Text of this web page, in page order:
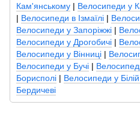
Кам'янському | Велосипеди у
| Велосипеди в Ізмаїлі |
Велосипеди у Запоріжжі |
Велосипеди у Дрогобичі |
Велосипеди у Вінниці |
Велосипеди у Бучі |
Борисполі | Велосипеди у
Бердичеві